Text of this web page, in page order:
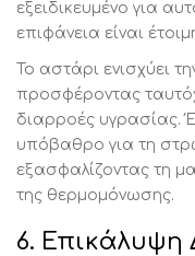
εξειδικευμένο για
επιφάνεια είναι
Το αστάρι ενισχύει
προσφέροντας
διαρροές υγρασίας.
υπόβαθρο για τη
εξασφαλίζοντας τη
της θερμομόνωσης.
6.